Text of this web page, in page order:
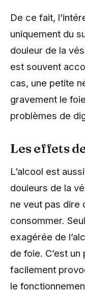
De ce fait,
uniquement du
douleur de la
est souvent
cas, une petite
gravement le
problèmes de
Les effets
L’alcool est
douleurs de la
ne veut pas dire
consommer.
exagérée de
de foie. C’est
facilement
le